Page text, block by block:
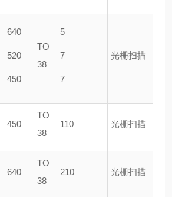
640
520
450
TO
38
5
7
7
光栅扫描
450
TO
38
110 光栅扫描
640
TO
38
210 光栅扫描